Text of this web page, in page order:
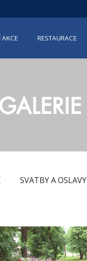
AKCE RESTAURACE
SVATBY A OSLAVY